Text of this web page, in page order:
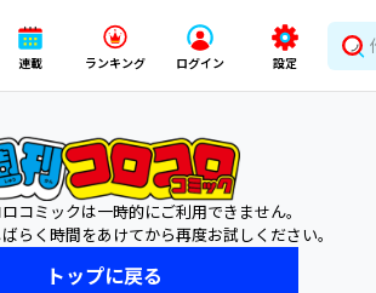
連載 ランキング ログイン 設定
コミックは一時的にご利用できません。
らく時間をあけてから再度お試しください。
トップに戻る